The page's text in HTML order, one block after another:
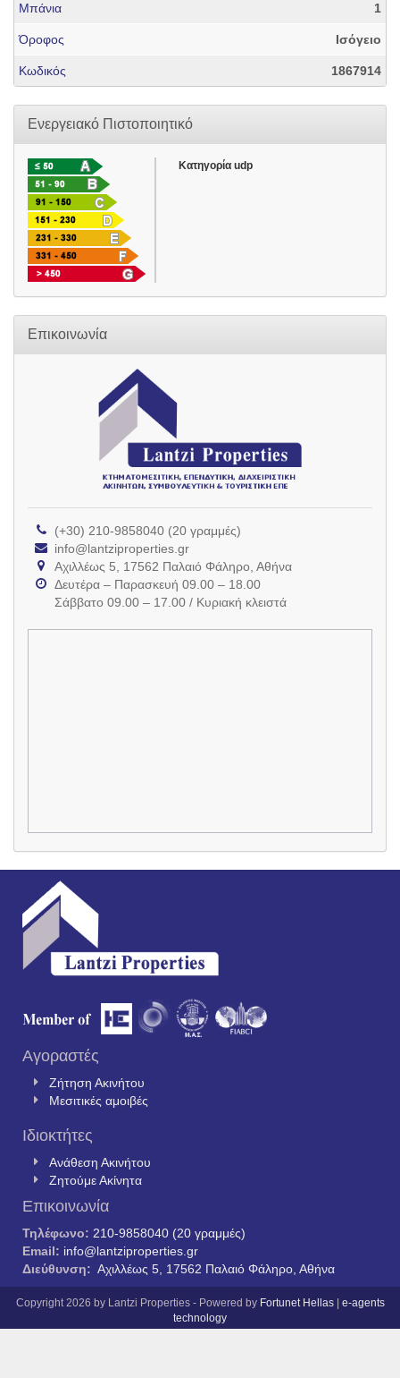
Μπάνια 1
Όροφος Ισόγειο
Κωδικός 1867914
Ενεργειακό Πιστοποιητικό
Κατηγορία udp
Επικοινωνία
(+30) 210-9858040 (20 γραμμές)
info@lantziproperties.gr
Αχιλλέως 5, 17562 Παλαιό Φάληρο, Αθήνα
Δευτέρα – Παρασκευή 09.00 – 18.00
Σάββατο 09.00 – 17.00 / Κυριακή κλειστά
Αγοραστές
Ζήτηση Ακινήτου
Μεσιτικές αμοιβές
Ιδιοκτήτες
Ανάθεση Ακινήτου
Ζητούμε Ακίνητα
Επικοινωνία
Τηλέφωνο: 210-9858040 (20 γραμμές)
Email: info@lantziproperties.gr
Διεύθυνση: Αχιλλέως 5, 17562 Παλαιό Φάληρο, Αθήνα
Copyright 2026 by Lantzi Properties - Powered by Fortunet Hellas| e-agents
technology